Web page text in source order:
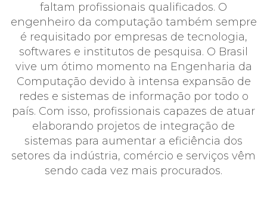
faltam profissionais qualificados. O
engenheiro da computação também sempre
é requisitado por empresas de tecnologia,
softwares e institutos de pesquisa. O Brasil
vive um ótimo momento na Engenharia da
Computação devido à intensa expansão de
redes e sistemas de informação por todo o
país. Com isso, profissionais capazes de atuar
elaborando projetos de integração de
sistemas para aumentar a eficiência dos
setores da indústria, comércio e serviços vêm
sendo cada vez mais procurados.